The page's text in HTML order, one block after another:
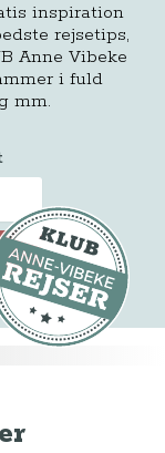
inspiration
rejsetips,
Anne Vibeke
i fuld
mm.